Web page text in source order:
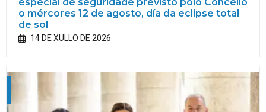
o mércores 12 de agosto, día da eclipse total
de sol
14 DE XULLO DE 2026